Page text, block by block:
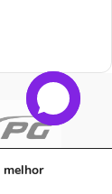
melhor